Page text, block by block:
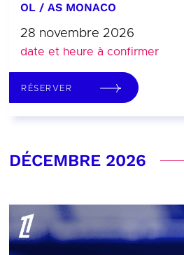
OL / AS MONACO
28 novembre 2026
date et heure à confirmer
RÉSERVER
DÉCEMBRE 2026